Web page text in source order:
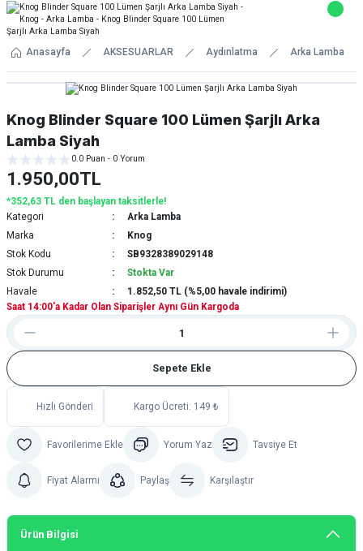
Anasayfa AKSESUARLAR Aydınlatma Arka Lamba
Knog Blinder Square 100 Lümen Şarjlı Arka
Lamba Siyah
0.0 Puan - 0 Yorum
1.950,00TL
*352,63 TL den başlayan taksitlerle!
Kategori
Arka Lamba
Marka
Knog
Stok Kodu
SB9328389029148
Stok Durumu
Stokta Var
Havale
1.852,50 TL (%5,00 havale indirimi)
Saat 14:00'a Kadar Olan Siparişler Aynı Gün Kargoda
Sepete Ekle
Hızlı Gönderi Kargo Ücreti: 149 ₺
Yorum Yaz Tavsiye Et
Fiyat Alarmı Paylaş Karşılaştır
Ürün Bilgisi